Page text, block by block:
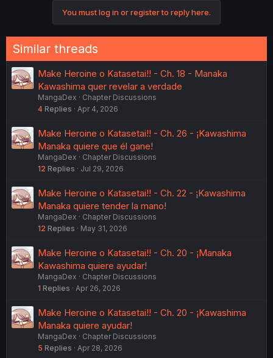
s
:
You must log in or register to reply here.
Similar threads
Make Heroine o Katasetai!! - Ch. 18 - Manaka
Kawashima quer revelar a verdade
MangaDex
Chapter Discussions
4 Replies Apr 4, 2026
Make Heroine o Katasetai!! - Ch. 26 - ¡Kawashima
Manaka quiere que él gane!
MangaDex
Chapter Discussions
12 Replies Jul 29, 2026
Make Heroine o Katasetai!! - Ch. 22 - ¡Kawashima
Manaka quiere tender la mano!
MangaDex
Chapter Discussions
12 Replies May 31, 2026
Make Heroine o Katasetai!! - Ch. 20 - ¡Manaka
Kawashima quiere ayudar!
MangaDex
Chapter Discussions
1 Replies Apr 26, 2026
Make Heroine o Katasetai!! - Ch. 20 - ¡Kawashima
Manaka quiere ayudar!
MangaDex
Chapter Discussions
5 Replies Apr 28, 2026